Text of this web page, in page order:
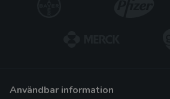
användbar information